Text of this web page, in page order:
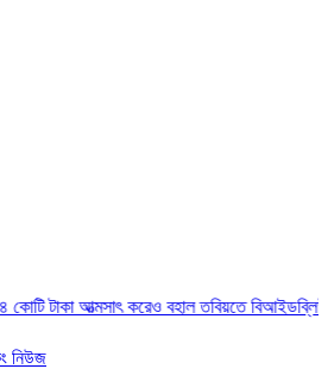
টাকা আত্মসাৎ করেও বহাল তবিয়তে
নিউজ